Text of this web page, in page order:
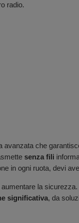
radio.
che
senza fili
in ogni ruota, devi
la
significativa, da